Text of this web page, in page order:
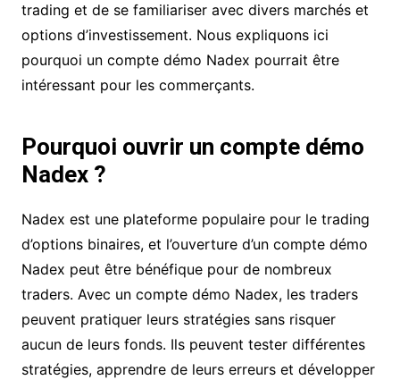
trading et de se familiariser avec divers marchés et
options d’investissement. Nous expliquons ici
pourquoi un compte démo Nadex pourrait être
intéressant pour les commerçants.
Pourquoi ouvrir un compte démo
Nadex ?
Nadex est une plateforme populaire pour le trading
d’options binaires, et l’ouverture d’un compte démo
Nadex peut être bénéfique pour de nombreux
traders. Avec un compte démo Nadex, les traders
peuvent pratiquer leurs stratégies sans risquer
aucun de leurs fonds. Ils peuvent tester différentes
stratégies, apprendre de leurs erreurs et développer